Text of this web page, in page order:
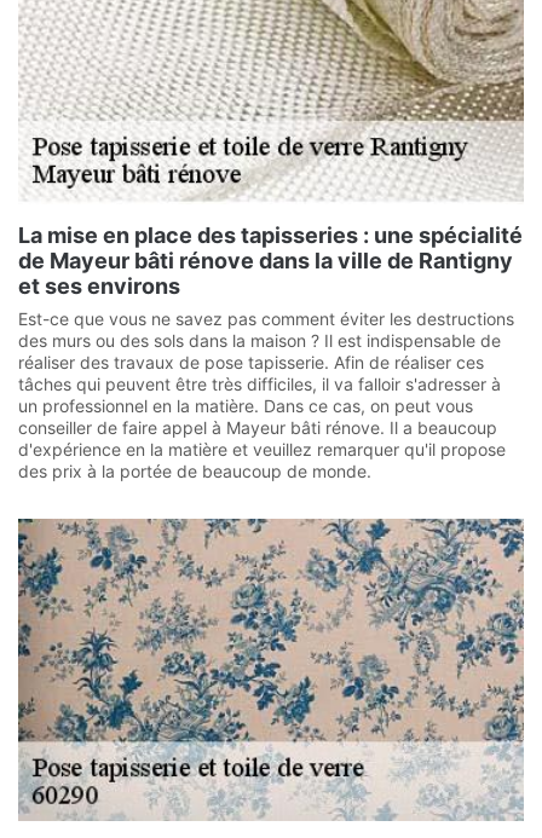
La mise en place des tapisseries : une spécialité
de Mayeur bâti rénove dans la ville de Rantigny
et ses environs
Est-ce que vous ne savez pas comment éviter les destructions
des murs ou des sols dans la maison ? Il est indispensable de
réaliser des travaux de pose tapisserie. Afin de réaliser ces
tâches qui peuvent être très difficiles, il va falloir s'adresser à
un professionnel en la matière. Dans ce cas, on peut vous
conseiller de faire appel à Mayeur bâti rénove. Il a beaucoup
d'expérience en la matière et veuillez remarquer qu'il propose
des prix à la portée de beaucoup de monde.